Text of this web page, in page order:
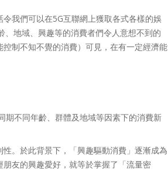
我們可以在5G互聯網上獲取各式各樣的娛
、地域、興趣等的消費者們令人意想不到的
制不知不覺的消費）可見，在有一定經濟能
期不同年齡、群體及地域等因素下的消費新
。於此背景下，「興趣驅動消費」逐漸成為
友的興趣愛好，就等於掌握了「流量密